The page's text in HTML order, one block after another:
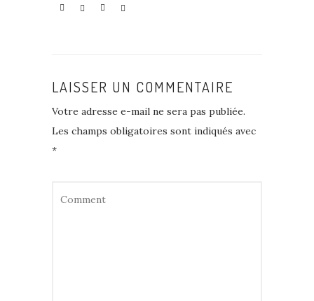
LAISSER UN COMMENTAIRE
Votre adresse e-mail ne sera pas publiée.
Les champs obligatoires sont indiqués avec
*